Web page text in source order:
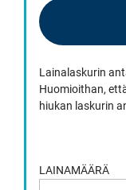
Lainalaskurin
Huomioithan,
hiukan laskurin
LAINAMÄÄRÄ